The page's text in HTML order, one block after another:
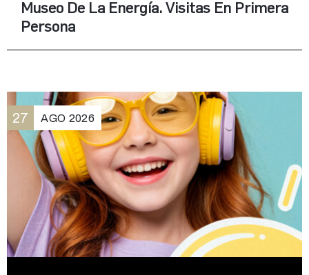
Museo De La Energía. Visitas En Primera
Persona
27 AGO 2026